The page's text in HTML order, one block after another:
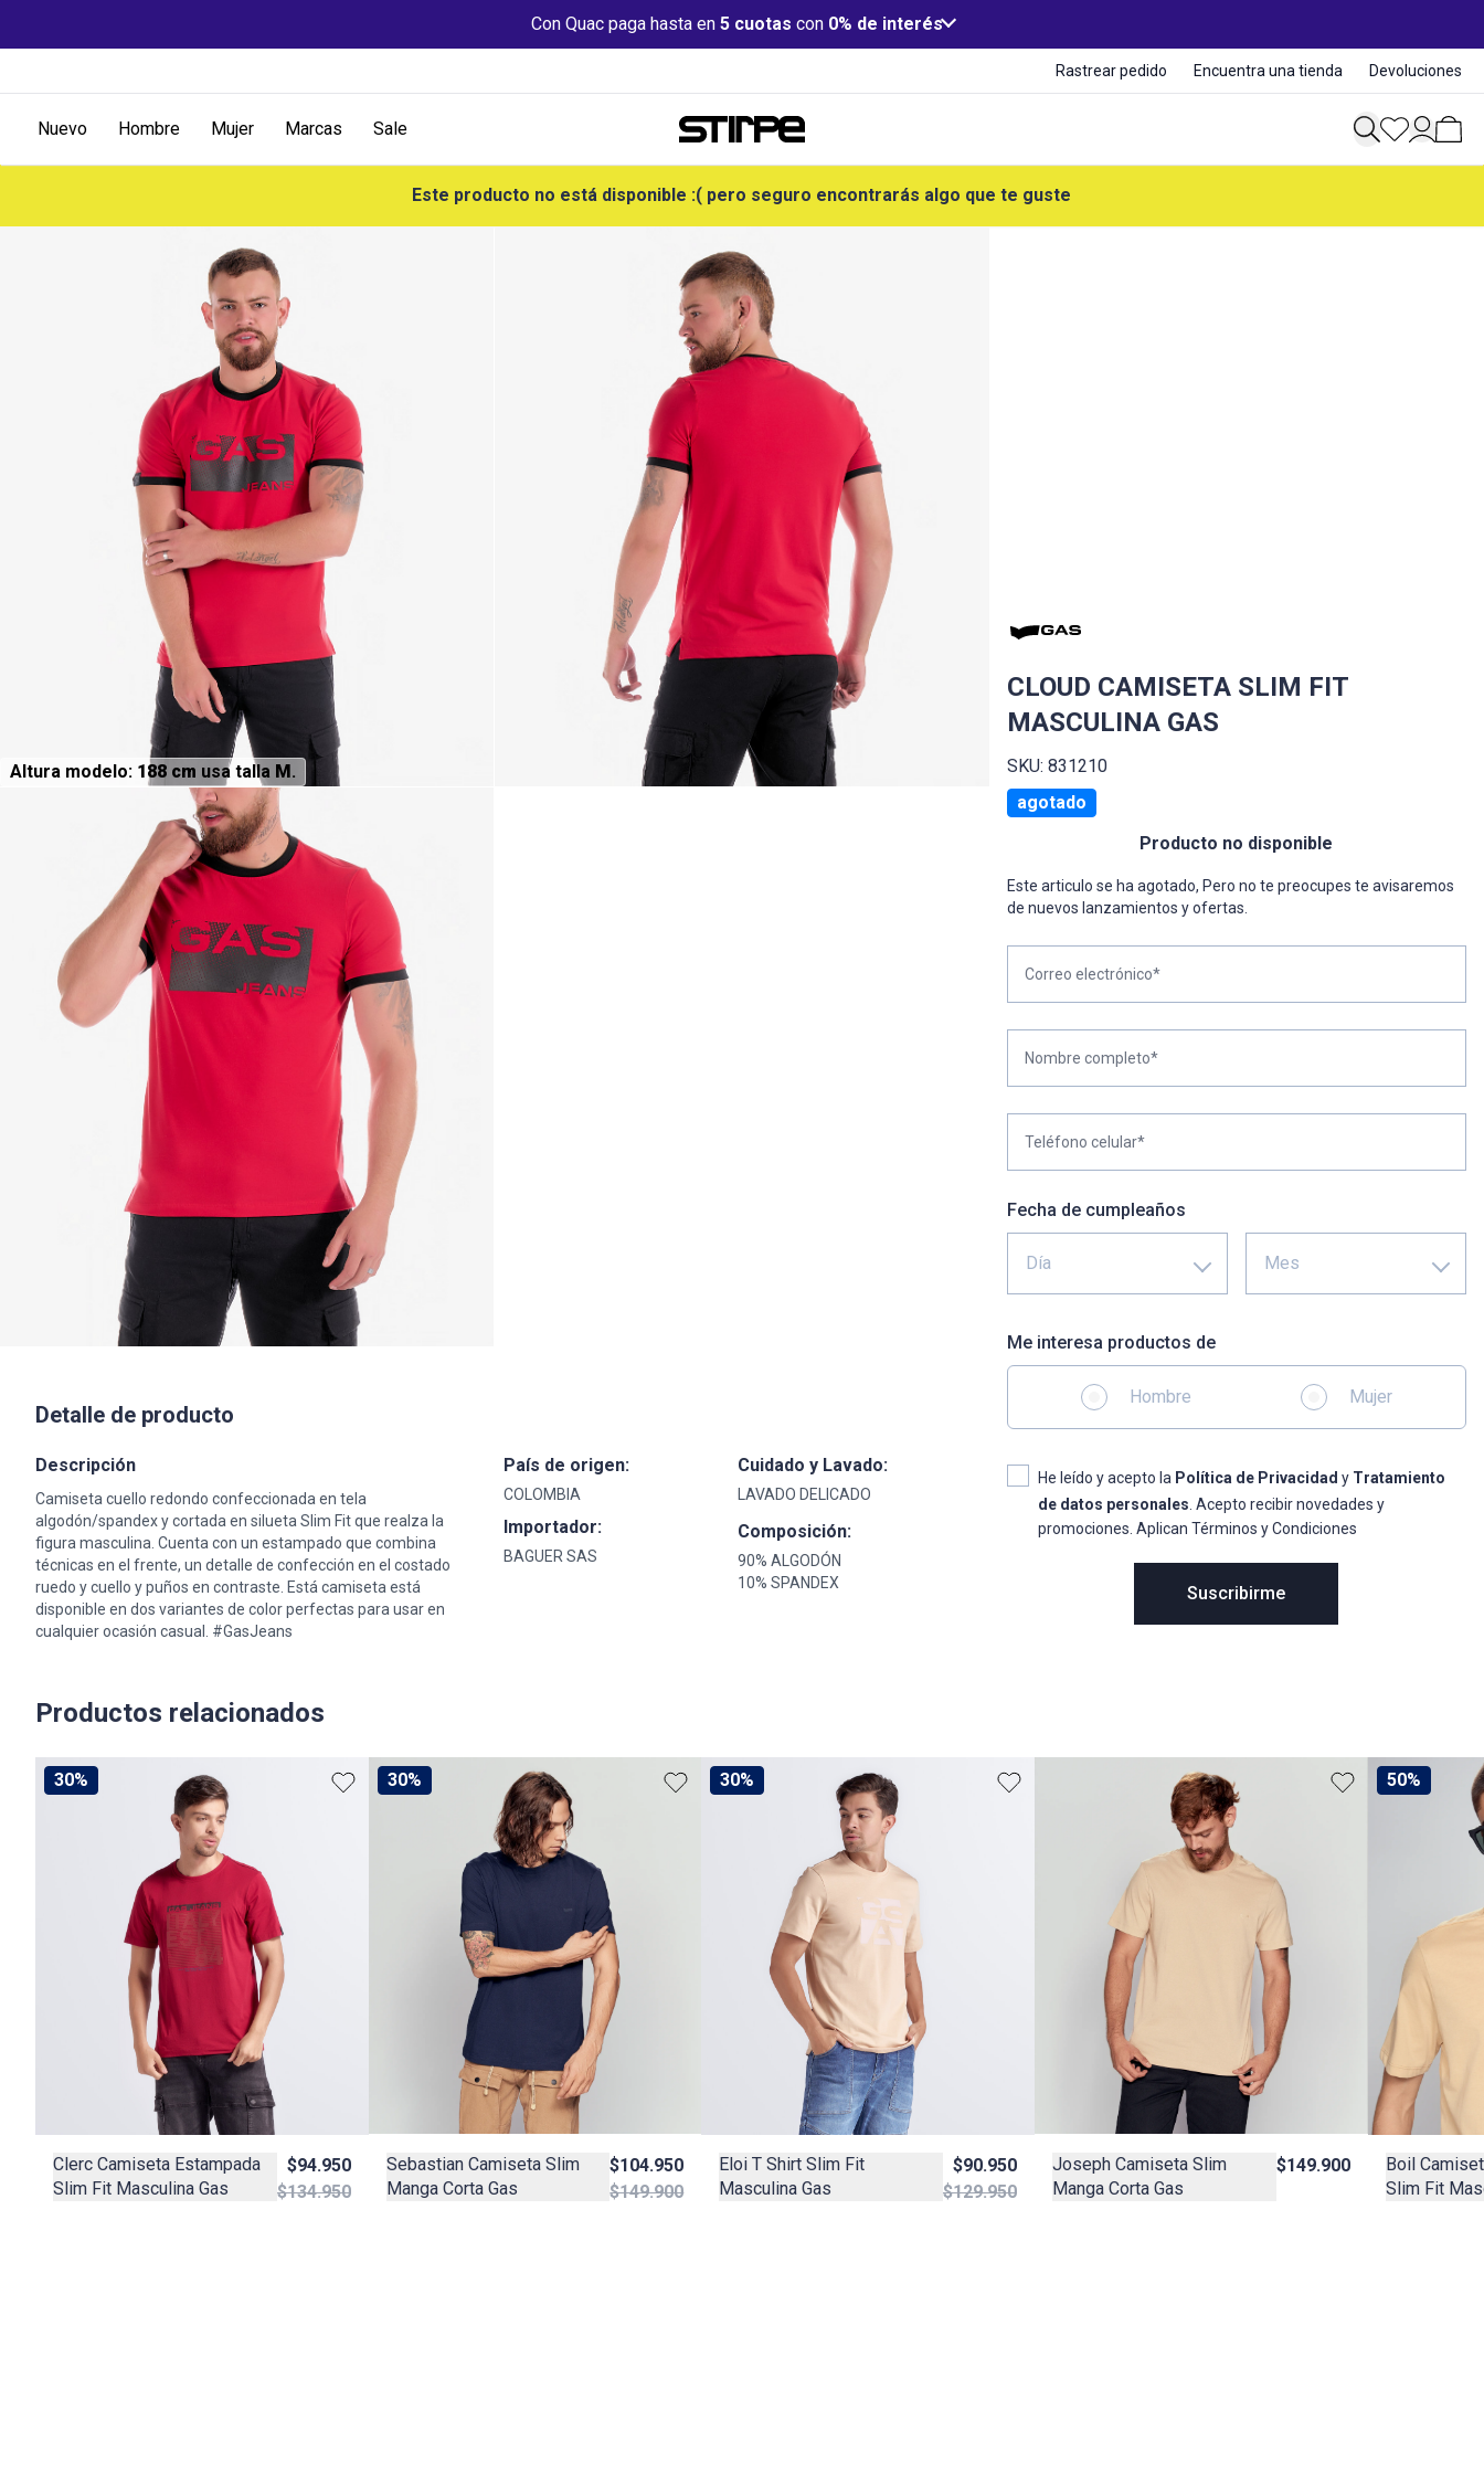
Con Quac paga hasta en 5 cuotas con 0% de interés
Rastrear pedido Encuentra una tienda Devoluciones
Nuevo Hombre Mujer Marcas Sale
Este producto no está disponible :( pero seguro encontrarás algo que te guste
Altura modelo: 188 cm usa talla M.
Detalle de producto
Descripción
Camiseta cuello redondo confeccionada en tela
algodón/spandex y cortada en silueta Slim Fit que realza la
figura masculina. Cuenta con un estampado que combina
técnicas en el frente, un detalle de confección en el costado
ruedo y cuello y puños en contraste. Está camiseta está
disponible en dos variantes de color perfectas para usar en
cualquier ocasión casual. #GasJeans
País de origen:
COLOMBIA
Importador:
BAGUER SAS
Cuidado y Lavado:
LAVADO DELICADO
Composición:
90% ALGODÓN
10% SPANDEX
CLOUD CAMISETA SLIM FIT
MASCULINA GAS
SKU: 831210
agotado
Producto no disponible
Este articulo se ha agotado, Pero no te preocupes te avisaremos
de nuevos lanzamientos y ofertas.
Correo electrónico*
Nombre completo*
Teléfono celular*
Fecha de cumpleaños
Día Mes
Me interesa productos de
Hombre Mujer
He leído y acepto la Política de Privacidad y Tratamiento
de datos personales . Acepto recibir novedades y
promociones. Aplican Términos y Condiciones
Suscribirme
Productos relacionados
30%
Clerc Camiseta Estampada
Slim Fit Masculina Gas
$94.950
$134.950
30%
Sebastian Camiseta Slim
Manga Corta Gas
$104.950
$149.900
30%
Eloi T Shirt Slim Fit
Masculina Gas
$90.950
$129.950
Joseph Camiseta Slim
Manga Corta Gas
$149.900
50%
Boil
Slim Fit